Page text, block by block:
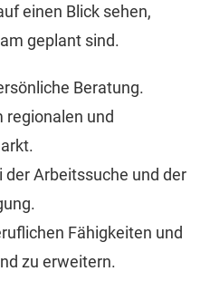
einen Blick sehen,
geplant sind.
Beratung.
regionalen und
der Arbeitssuche und der
Fähigkeiten und
zu erweitern.